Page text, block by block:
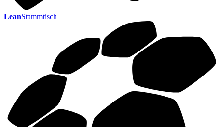
LeanStammtisch